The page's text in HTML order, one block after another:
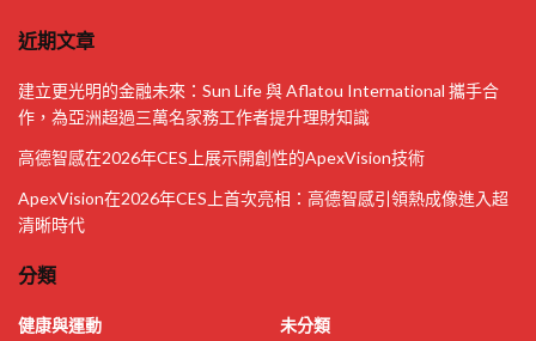
近期文章
建立更光明的金融未來：Sun Life 與 Aflatou International 攜手合
作，為亞洲超過三萬名家務工作者提升理財知識
高德智感在2026年CES上展示開創性的ApexVision技術
ApexVision在2026年CES上首次亮相：高德智感引領熱成像進入超
清晰時代
分類
健康與運動 未分類